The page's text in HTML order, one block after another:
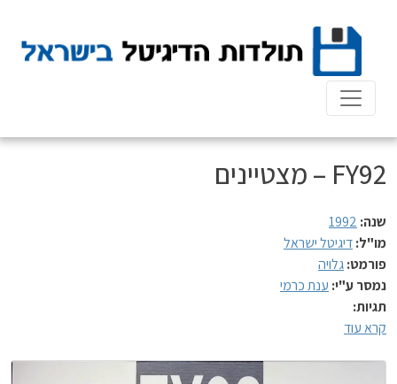
content
FY92 – מצטיינים
שנה: 1992
מו"ל:דיגיטל ישראל
פורמט:גלויה
נמסר ע"י: ענת כרמי
תגיות:
קרא עוד